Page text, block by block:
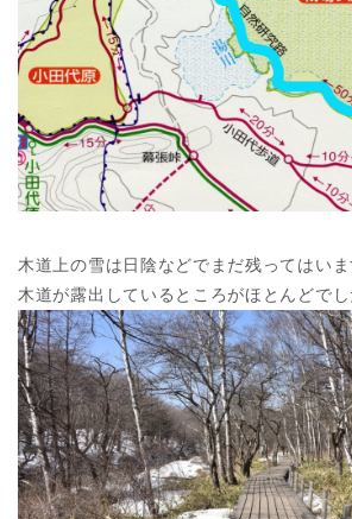
木道上の雪は日陰などでまだ残ってはい
木道が露出しているところがほとんどでし